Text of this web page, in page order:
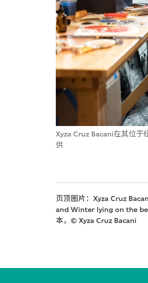
Xyza Cruz Bacani在其位
供
页顶图片：Xyza Cruz
and Winter lying on the
本，© Xyza Cruz Bacani